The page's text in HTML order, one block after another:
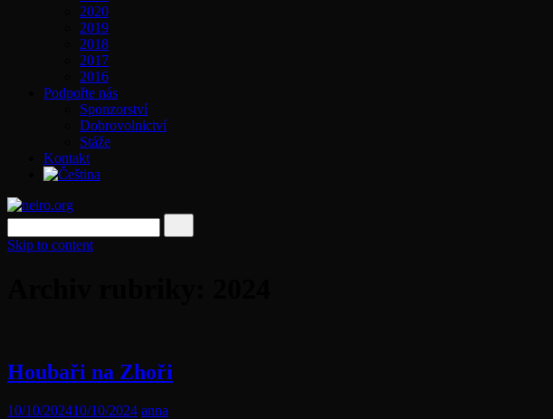
2020
2019
2018
2017
2016
Podpořte nás
Sponzorství
Dobrovolnictví
Stáže
Kontakt
Skip to content
Houbaři na Zhoři
10/10/202410/10/2024 anna